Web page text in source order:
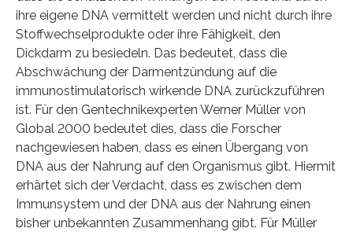
ihre eigene DNA vermittelt werden und nicht durch ihre
Stoffwechselprodukte oder ihre Fähigkeit, den
Dickdarm zu besiedeln. Das bedeutet, dass die
Abschwächung der Darmentzündung auf die
immunostimulatorisch wirkende DNA zurückzuführen
ist. Für den Gentechnikexperten Werner Müller von
Global 2000 bedeutet dies, dass die Forscher
nachgewiesen haben, dass es einen Übergang von
DNA aus der Nahrung auf den Organismus gibt. Hiermit
erhärtet sich der Verdacht, dass es zwischen dem
Immunsystem und der DNA aus der Nahrung einen
bisher unbekannten Zusammenhang gibt. Für Müller